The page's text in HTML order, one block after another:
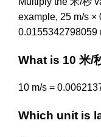
example, 25 m/s ×
0.0155342798059
What is 10 米/
10 m/s =
Which unit is